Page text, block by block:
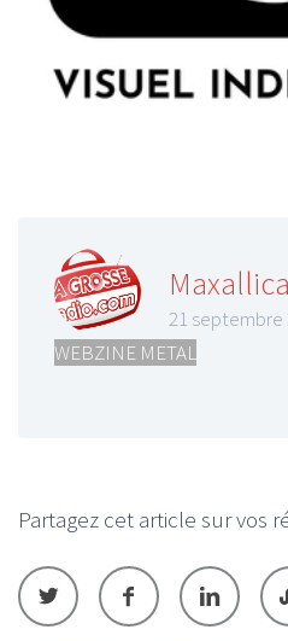
Maxallica
21 septembre
WEBZINE METAL
Partagez cet article sur vos